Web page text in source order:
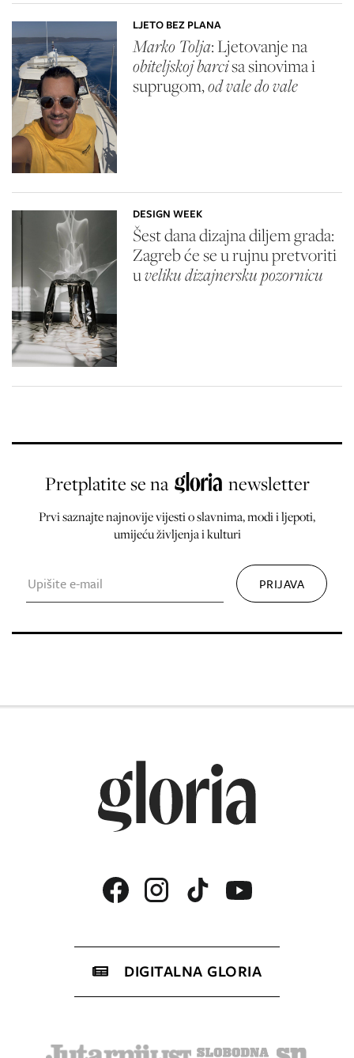
LJETO BEZ PLANA
Marko Tolja: Ljetovanje na
obiteljskoj barcisa sinovima i
suprugom,od vale do vale
DESIGN WEEK
Šest dana dizajna diljem grada:
Zagreb će se u rujnu pretvoriti
uveliku dizajnersku pozornicu
Pretplatite se na newsletter
Prvi saznajte najnovije vijesti o slavnima, modi i ljepoti,
umijeću življenja i kulturi
DIGITALNA GLORIA